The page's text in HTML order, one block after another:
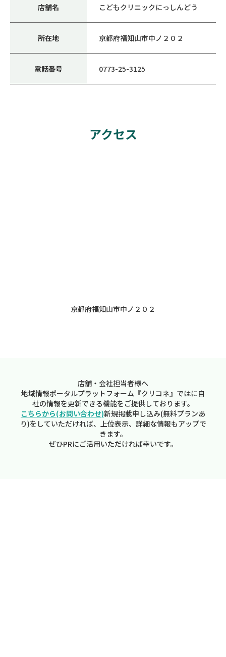
店舗名 こどもクリニックにっしんどう
所在地 京都府福知山市中ノ２０２
電話番号 0773-25-3125
アクセス
京都府福知山市中ノ２０２
店舗・会社担当者様へ
地域情報ポータルプラットフォーム『クリコネ』ではに自
社の情報を更新できる機能をご提供しております。
こちらから(お問い合わせ)新規掲載申し込み(無料プランあ
り)をしていただければ、上位表示、詳細な情報もアップで
きます。
ぜひPRにご活用いただければ幸いです。